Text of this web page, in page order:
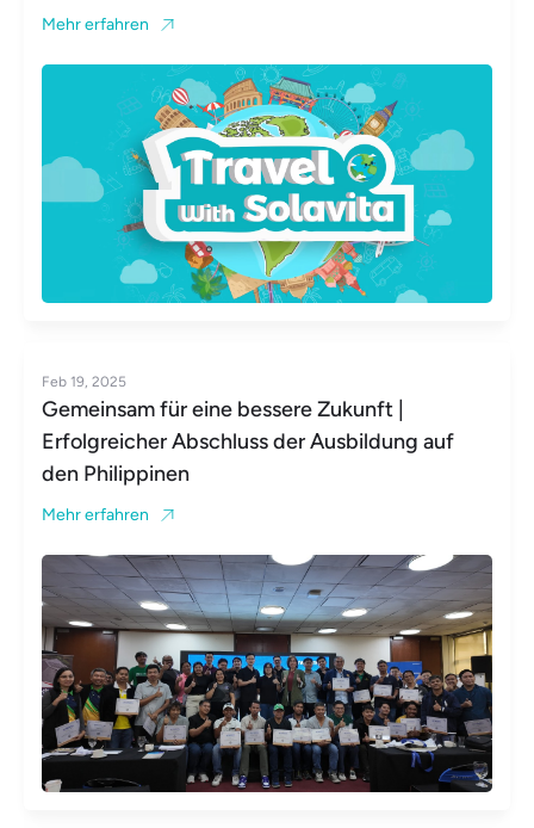
Mehr erfahren
Feb 19, 2025
Gemeinsam für eine bessere Zukunft |
Erfolgreicher Abschluss der Ausbildung auf
den Philippinen
Mehr erfahren